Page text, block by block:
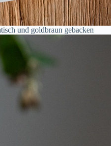
und goldbraun gebacken